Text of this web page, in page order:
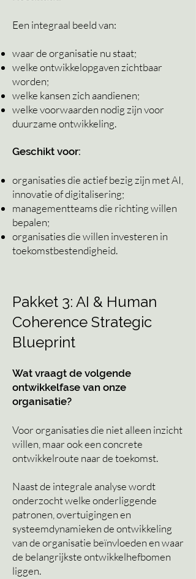
Een integraal beeld van:
waar de organisatie nu staat;
welke ontwikkelopgaven zichtbaar
worden;
welke kansen zich aandienen;
welke voorwaarden nodig zijn voor
duurzame ontwikkeling.
Geschikt voor:
organisaties die actief bezig zijn met AI,
innovatie of digitalisering;
managementteams die richting willen
bepalen;
organisaties die willen investeren in
toekomstbestendigheid.
Pakket 3: AI & Human
Coherence Strategic
Blueprint
Wat vraagt de volgende
ontwikkelfase van onze
organisatie?
Voor organisaties die niet alleen inzicht
willen, maar ook een concrete
ontwikkelroute naar de toekomst.
Naast de integrale analyse wordt
onderzocht welke onderliggende
patronen, overtuigingen en
systeemdynamieken de ontwikkeling
van de organisatie beïnvloedenen waar
de belangrijkste ontwikkelhefbomen
liggen.